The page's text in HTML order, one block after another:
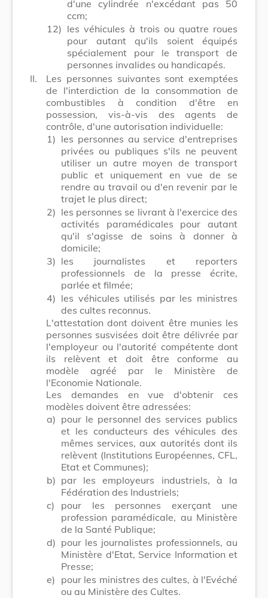
d'une cylindrée n'excédant pas 50
ccm;
12) les véhicules à trois ou quatre roues
pour autant qu'ils soient équipés
spécialement pour le transport de
personnes invalides ou handicapés.
II.
Les personnes suivantes sont exemptées
de l'interdiction de la consommation de
combustibles à condition d'être en
possession, vis-à-vis des agents de
contrôle, d'une autorisation individuelle:
1) les personnes au service d'entreprises
privées ou publiques s'ils ne peuvent
utiliser un autre moyen de transport
public et uniquement en vue de se
rendre au travail ou d'en revenir par le
trajet le plus direct;
2) les personnes se livrant à l'exercice des
activités paramédicales pour autant
qu'il s'agisse de soins à donner à
domicile;
3) les journalistes et reporters
professionnels de la presse écrite,
parlée et filmée;
4) les véhicules utilisés par les ministres
des cultes reconnus.
L'attestation dont doivent être munies les
personnes susvisées doit être délivrée par
l'employeur ou l'autorité compétente dont
ils relèvent et doit être conforme au
modèle agréé par le Ministère de
l'Economie Nationale.
Les demandes en vue d'obtenir ces
modèles doivent être adressées:
a) pour le personnel des services publics
et les conducteurs des véhicules des
mêmes services, aux autorités dont ils
relèvent (Institutions Européennes, CFL,
Etat et Communes);
b) par les employeurs industriels, à la
Fédération des Industriels;
c)
pour les personnes exerçant une
profession paramédicale, au Ministère
de la Santé Publique;
d) pour les journalistes professionnels, au
Ministère d'Etat, Service Information et
Presse;
e) pour les ministres des cultes, à l'Evéché
ou au Ministère des Cultes.